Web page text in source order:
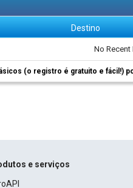
Destino
No Recent
(o registro é gratuito e fácil!)
e serviços